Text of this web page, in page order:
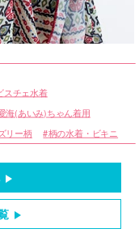
スチェ水着
海(あいみ)ちゃん着用
リー柄 柄の水着・ビキニ